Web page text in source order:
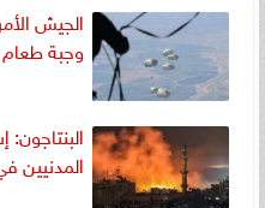
وجبة
المدنيين